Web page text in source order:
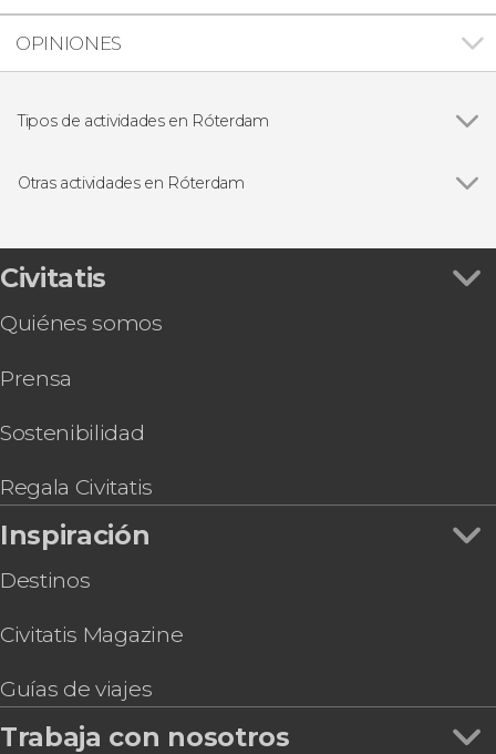
OPINIONES
Tipos de actividades en Róterdam
Otras actividades en Róterdam
Entrada a la torre Euromast
Tour en bicicleta por Róterdam
Civitatis
Quiénes somos
Prensa
Sostenibilidad
Regala Civitatis
Inspiración
Destinos
Civitatis Magazine
Guías de viajes
Trabaja con nosotros